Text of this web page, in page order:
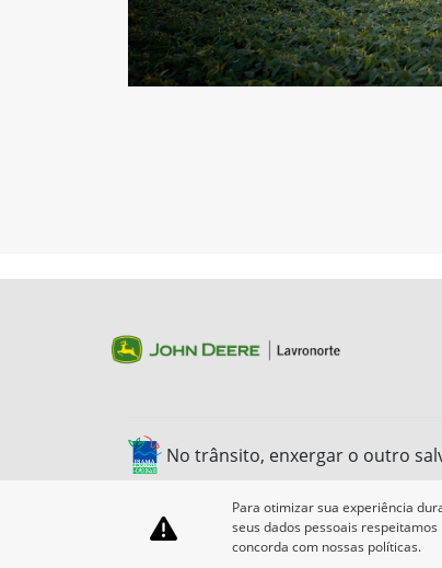
No trânsito, enxergar o outro
Para otimizar sua experiência
seus dados pessoais respeitamos
concorda com nossas políticas.